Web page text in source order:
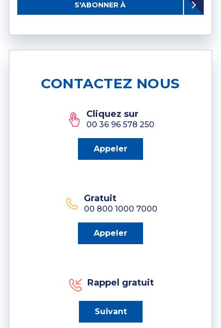
S'ABONNER À
CONTACTEZ NOUS
Cliquez sur
00 36 96 578 250
Appeler
Gratuit
00 800 1000 7000
Appeler
Rappel gratuit
Suivant